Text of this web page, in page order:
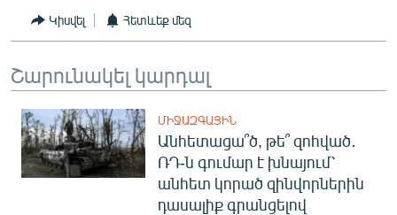
«Ազատության» բոլոր կայքերը
Կիսվել Հետևեք մեզ
Շարունակել կարդալ
ՄԻՋԱԶԳԱՅԻՆ
Անհետացա՞ծ, թե՞ զոհված․
ՌԴ-ն գումար է խնայում՝
անհետ կորած զինվորներին
դասալիք գրանցելով